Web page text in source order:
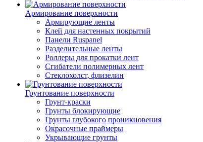
Армирование поверхности
Армирующие ленты
Клей для настенных покрытий
Панели Ruspanel
Разделительные ленты
Роллеры для прокатки лент
Сгибатели полимерных лент
Стеклохолст, флизелин
Грунтование поверхности
Грунт-краски
Грунты блокирующие
Грунты глубокого проникновения
Окрасочные праймеры
Укрывающие грунты